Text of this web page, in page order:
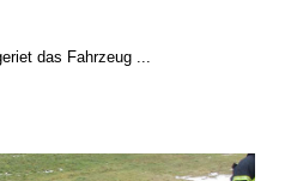
das Fahrzeug ...